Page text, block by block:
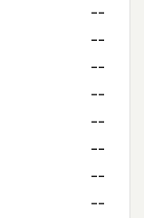
--
--
--
--
--
--
--
--